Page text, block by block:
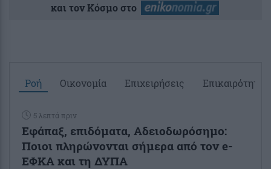
και τον Κόσμο στο
Ροή Οικονομία Επιχειρήσεις Επικαιρότητα
5 λεπτά πριν
Εφάπαξ, επιδόματα, Αδειοδωρόσημο:
Ποιοι πληρώνονται σήμερα από τον e-
ΕΦΚΑ και τη ΔΥΠΑ